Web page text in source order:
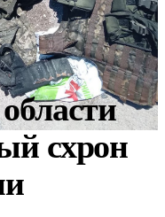
схрон